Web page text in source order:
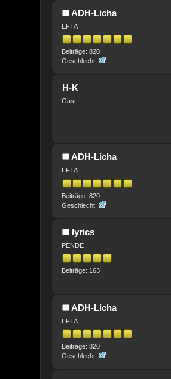
ADH-Licha
EFTA
Beiträge: 820
Geschlecht:
H-K
Gast
ADH-Licha
EFTA
Beiträge: 820
Geschlecht:
lyrics
PENDE
Beiträge: 163
ADH-Licha
EFTA
Beiträge: 820
Geschlecht: